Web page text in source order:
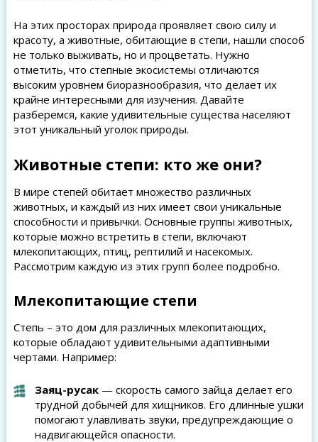
На этих просторах природа проявляет свою силу и
красоту, а животные, обитающие в степи, нашли способ
не только выживать, но и процветать. Нужно
отметить, что степные экосистемы отличаются
высоким уровнем биоразнообразия, что делает их
крайне интересными для изучения. Давайте
разберемся, какие удивительные существа населяют
этот уникальный уголок природы.
Животные степи: кто же они?
В мире степей обитает множество различных
животных, и каждый из них имеет свои уникальные
способности и привычки. Основные группы животных,
которые можно встретить в степи, включают
млекопитающих, птиц, рептилий и насекомых.
Рассмотрим каждую из этих групп более подробно.
Млекопитающие степи
Степь – это дом для различных млекопитающих,
которые обладают удивительными адаптивными
чертами. Например:
Заяц-русак— скорость самого зайца делает его
трудной добычей для хищников. Его длинные ушки
помогают улавливать звуки, предупреждающие о
надвигающейся опасности.